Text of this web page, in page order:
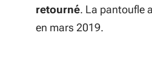
retourné. La pantoufle
en mars 2019.